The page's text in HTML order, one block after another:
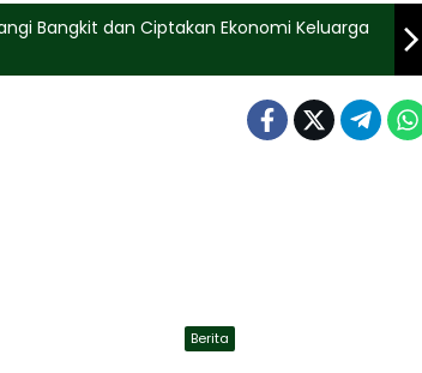
Bangkit dan Ciptakan Ekonomi Keluarga
Berita